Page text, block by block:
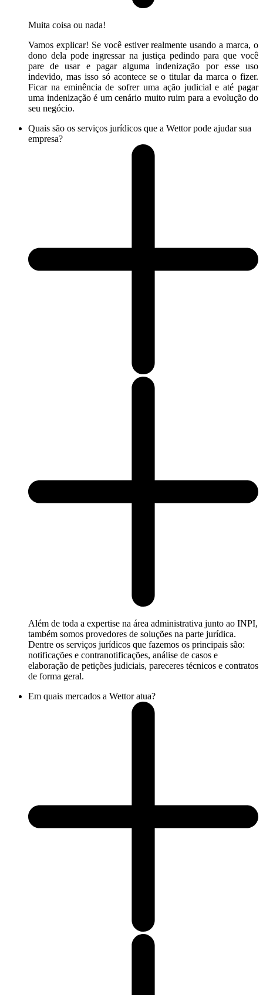
Muita coisa ou nada!
Vamos explicar! Se você estiver realmente usando a marca, o
dono dela pode ingressar na justiça pedindo para que você
pare de usar e pagar alguma indenização por esse uso
indevido, mas isso só acontece se o titular da marca o fizer.
Ficar na eminência de sofrer uma ação judicial e até pagar
uma indenização é um cenário muito ruim para a evolução do
seu negócio.
Quais são os serviços jurídicos que a Wettor pode ajudar sua
empresa?
Além de toda a expertise na área administrativa junto ao INPI,
também somos provedores de soluções na parte jurídica.
Dentre os serviços jurídicos que fazemos os principais são:
notificações e contranotificações, análise de casos e
elaboração de petições judiciais, pareceres técnicos e contratos
de forma geral.
Em quais mercados a Wettor atua?